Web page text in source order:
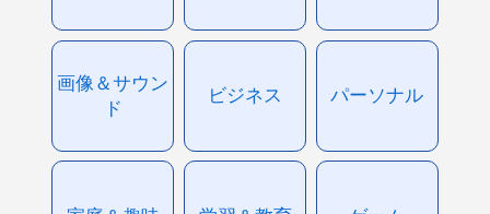
画像＆サウン
ド
ビジネス パーソナル